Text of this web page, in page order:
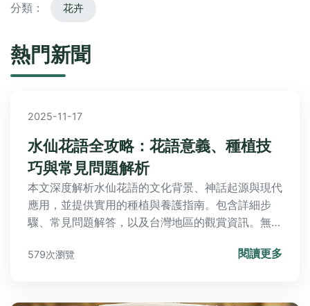
分類： 花卉
熱門新聞
2025-11-17
水仙花語全攻略：花語意義、種植技
巧與常見問題解析
本文深度解析水仙花語的文化背景、神話起源與現代
應用，並提供實用的種植與養護指南。包含詳細步
驟、常見問題解答，以及台灣地區的觀賞資訊。無論
關於水仙花語的疑問。
579次瀏覽 閱讀更多